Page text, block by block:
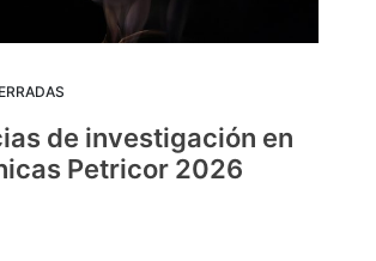
de investigación en
Petricor 2026